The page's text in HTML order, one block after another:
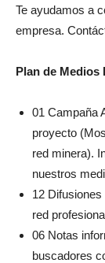
Te ayudamos a
empresa.
Plan de Medios
01 Campaña
proyecto
red minera).
nuestros
12
red
06 Notas
buscadores